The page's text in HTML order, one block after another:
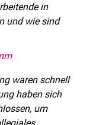
in
und wie sind
waren schnell
haben sich
um